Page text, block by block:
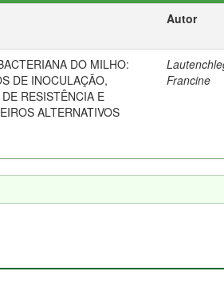
Autor
DO MILHO:
DE INOCULAÇÃO,
RESISTÊNCIA E
ALTERNATIVOS
Francine